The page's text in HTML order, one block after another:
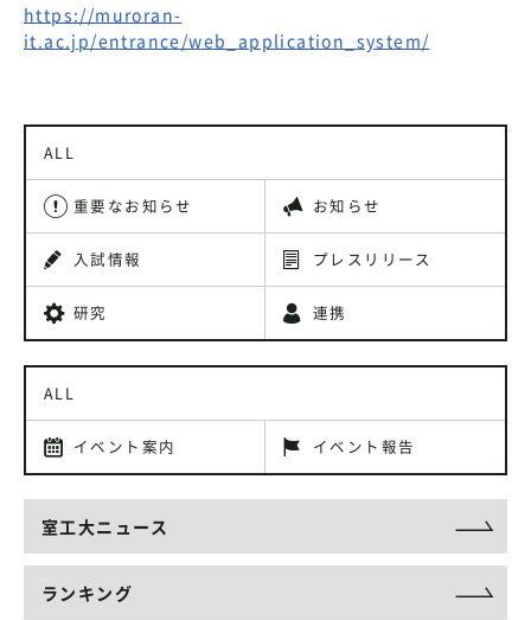
https://muroran-
it.ac.jp/entrance/web_application_system/
ALL
重要なお知らせ お知らせ
入試情報 プレスリリース
研究 連携
ALL
イベント案内 イベント報告
室工大ニュース
ランキング